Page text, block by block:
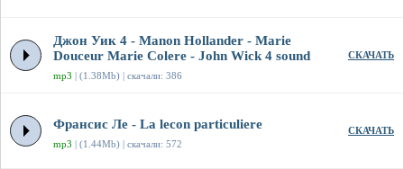
Джон Уик 4 - Manon Hollander - Marie
Douceur Marie Colere - John Wick 4 sound
mp3 | (1.38Mb) | скачали: 386
СКАЧАТЬ
Франсис Ле - La lecon particuliere
mp3 | (1.44Mb) | скачали: 572
СКАЧАТЬ